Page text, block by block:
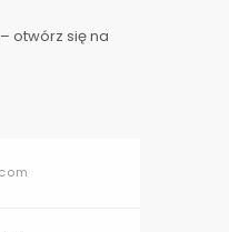
otwórz się na